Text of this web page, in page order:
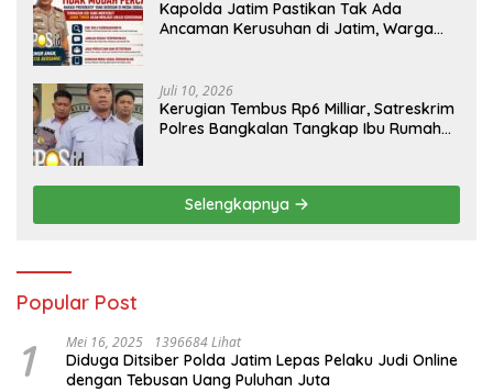
Kapolda Jatim Pastikan Tak Ada
Ancaman Kerusuhan di Jatim, Warga
Juli 10, 2026
Kerugian Tembus Rp6 Milliar, Satreskrim
Polres Bangkalan Tangkap Ibu Rumah
Selengkapnya
Popular Post
1 Mei 16, 2025 1396684 Lihat
Diduga Ditsiber Polda Jatim Lepas Pelaku Judi Online
dengan Tebusan Uang Puluhan Juta